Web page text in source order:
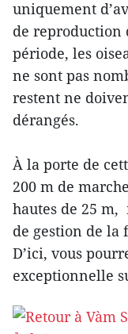
uniquement
de reproduction
période, les
ne sont pas
restent ne
dérangés.
À la porte de
200 m de
hautes de 25 m,
de gestion de la
D’ici, vous
exceptionnelle